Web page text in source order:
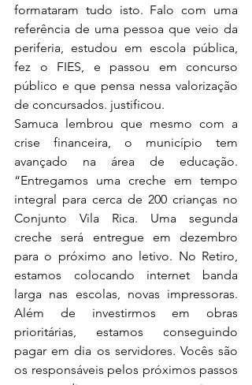
formataram tudo isto. Falo com uma
referência de uma pessoa que veio da
periferia, estudou em escola pública,
fez o FIES, e passou em concurso
público e que pensa nessa valorização
de concursados. justificou.
Samuca lembrou que mesmo com a
crise financeira, o município tem
avançado na área de educação.
“Entregamos uma creche em tempo
integral para cerca de 200 crianças no
Conjunto Vila Rica. Uma segunda
creche será entregue em dezembro
para o próximo ano letivo. No Retiro,
estamos colocando internet banda
larga nas escolas, novas impressoras.
Além de investirmos em obras
prioritárias, estamos conseguindo
pagar em dia os servidores. Vocês são
os responsáveis pelos próximos passos